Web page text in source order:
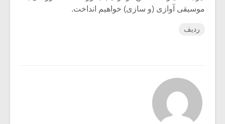
موسیقی آوازی (و سازی) خواهیم انداخت.
ردیف